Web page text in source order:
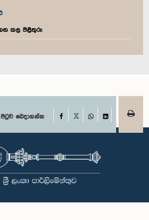
කල පිළිතුරු
බෙදාගන්න Facebook
WhatsAppLinkedIn